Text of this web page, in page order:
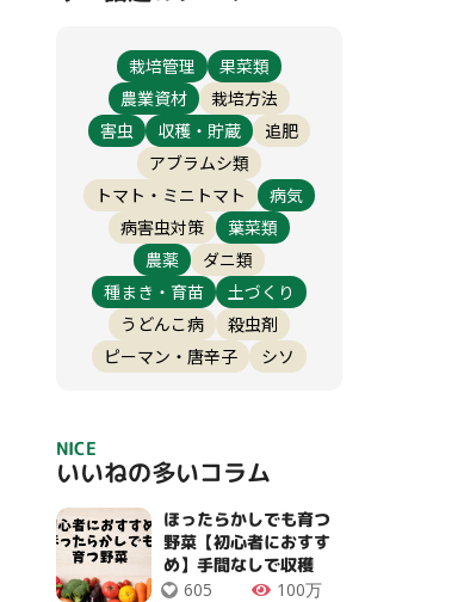
栽培管理
果菜類
農業資材
栽培方法
害虫
収穫・貯蔵
追肥
アブラムシ類
トマト・ミニトマト
病気
病害虫対策
葉菜類
農薬
ダニ類
種まき・育苗
土づくり
うどんこ病
殺虫剤
ピーマン・唐辛子
シソ
NICE
いいねの多いコラム
ほったらかしでも育つ
野菜【初心者におすす
め】手間なしで収穫
OK！
605 100万